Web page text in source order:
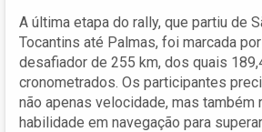
A última etapa do rally, que partiu de
Tocantins até Palmas, foi marcada
desafiador de 255 km, dos quais
cronometrados. Os participantes
não apenas velocidade, mas também
habilidade em navegação para